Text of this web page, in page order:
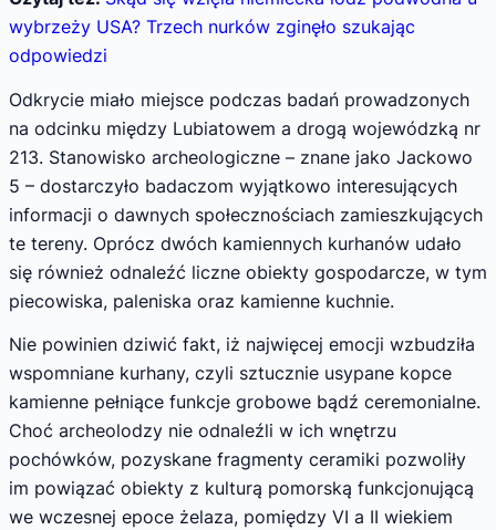
wybrzeży USA? Trzech nurków zginęło szukając
odpowiedzi
Odkrycie miało miejsce podczas badań prowadzonych
na odcinku między Lubiatowem a drogą wojewódzką nr
213. Stanowisko archeologiczne – znane jako Jackowo
5 – dostarczyło badaczom wyjątkowo interesujących
informacji o dawnych społecznościach zamieszkujących
te tereny. Oprócz dwóch kamiennych kurhanów udało
się również odnaleźć liczne obiekty gospodarcze, w tym
piecowiska, paleniska oraz kamienne kuchnie.
Nie powinien dziwić fakt, iż najwięcej emocji wzbudziła
wspomniane kurhany, czyli sztucznie usypane kopce
kamienne pełniące funkcje grobowe bądź ceremonialne.
Choć archeolodzy nie odnaleźli w ich wnętrzu
pochówków, pozyskane fragmenty ceramiki pozwoliły
im powiązać obiekty z kulturą pomorską funkcjonującą
we wczesnej epoce żelaza, pomiędzy VI a II wiekiem